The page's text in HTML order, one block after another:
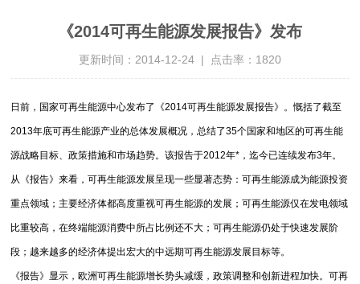
《2014可再生能源发展报告》发布
更新时间：2014-12-24 | 点击率：1820
日前，国家可再生能源中心发布了《2014可再生能源发展报告》。慨括了截至
2013年底可再生能源产业的总体发展概况，总结了35个国家和地区的可再生能
源战略目标、政策措施和市场趋势。该报告于2012年*，迄今已连续发布3年。
从《报告》来看，可再生能源发展呈现一些显著态势：可再生能源成为能源投资
重点领域；主要经济体都高度重视可再生能源的发展；可再生能源仅在发电领域
比重较高，在终端能源消费中所占比例还不大；可再生能源仍处于快速发展阶
段；越来越多的经济体提出宏大的中远期可再生能源发展目标等。
《报告》显示，欧洲可再生能源增长势头减缓，政策调整和创新进程加快。可再